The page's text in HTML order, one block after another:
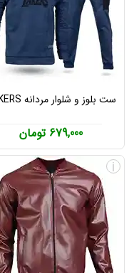
ست بلوز و شلوار مردانه LAKERS
679,000 تومان
i